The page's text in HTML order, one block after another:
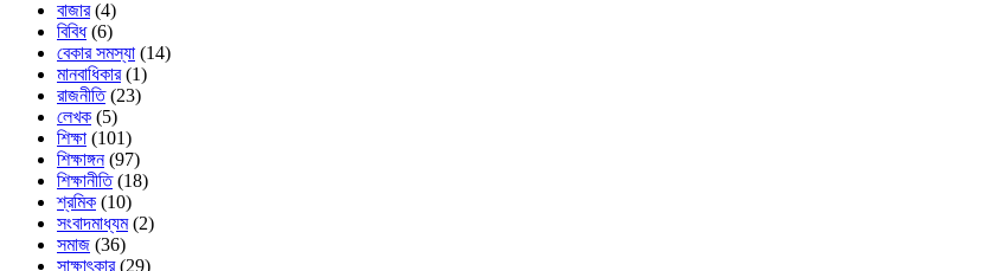
বাজার(4)
বিবিধ(6)
বেকার সমস্যা (14)
মানবাধিকার(1)
রাজনীতি(23)
লেখক (5)
শিক্ষা (101)
শিক্ষাঙ্গন(97)
শিক্ষানীতি(18)
শ্রমিক (10)
সংবাদমাধ্যম(2)
সমাজ (36)
সাক্ষাৎকার(29)